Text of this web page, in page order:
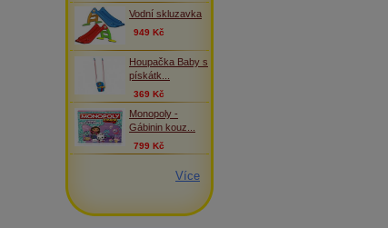
Vodní skluzavka
949 Kč
Houpačka Baby s
pískátk...
369 Kč
Monopoly -
Gábinin kouz...
799 Kč
Více